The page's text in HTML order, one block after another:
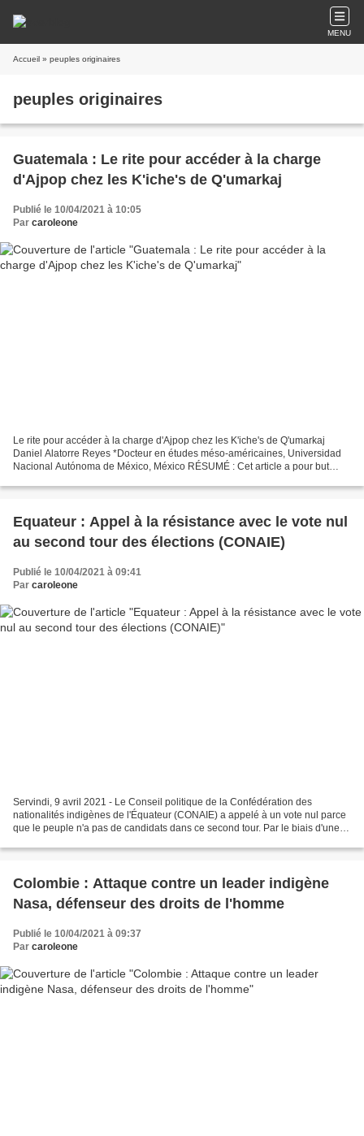
MENU
Accueil » peuples originaires
peuples originaires
Guatemala : Le rite pour accéder à la charge
d'Ajpop chez les K'iche's de Q'umarkaj
Publié le 10/04/2021 à 10:05
Par caroleone
Le rite pour accéder à la charge d'Ajpop chez les K'iche's de Q'umarkaj
Daniel Alatorre Reyes *Docteur en études méso-américaines, Universidad
Nacional Autónoma de México, México RÉSUMÉ : Cet article a pour but
Equateur : Appel à la résistance avec le vote nul
au second tour des élections (CONAIE)
Publié le 10/04/2021 à 09:41
Par caroleone
Servindi, 9 avril 2021 - Le Conseil politique de la Confédération des
nationalités indigènes de l'Équateur (CONAIE) a appelé à un vote nul parce
que le peuple n'a pas de candidats dans ce second tour. Par le biais d'une
Colombie : Attaque contre un leader indigène
Nasa, défenseur des droits de l'homme
Publié le 10/04/2021 à 09:37
Par caroleone